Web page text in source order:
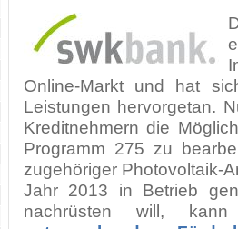
Online-Markt und hat
Leistungen hervorgetan.
Kreditnehmern die
Programm 275 zu
zugehöriger Photovoltaik-
Jahr 2013 in Betrieb
nachrüsten will,